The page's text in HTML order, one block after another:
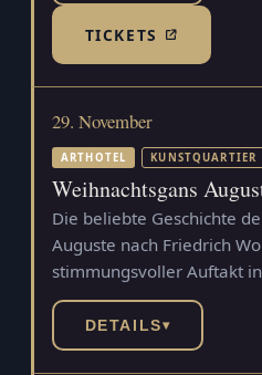
TICKETS(TICKETSHOP,
29. November
ARTHOTEL KUNSTQUARTIER
Weihnachtsgans
Die beliebte Geschichte
Auguste nach Friedrich
stimmungsvoller Auftakt
DETAILS▾